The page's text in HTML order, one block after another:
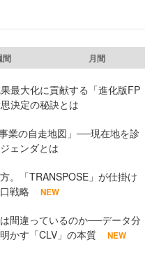
間 月間
最大化に貢献する「進化版FP
決定の秘訣とは
業の自走地図」──現在地を診
ェンダとは
。「TRANSPOSE」が仕掛け
戦略
NEW
間違っているのか──データ分
かす「CLV」の本質
NEW